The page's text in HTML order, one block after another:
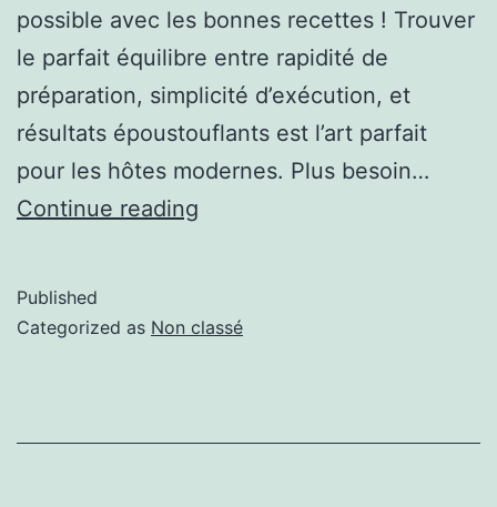
possible avec les bonnes recettes ! Trouver
le parfait équilibre entre rapidité de
préparation, simplicité d’exécution, et
résultats époustouflants est l’art parfait
pour les hôtes modernes. Plus besoin…
Continue reading
Published
Categorized as Non classé